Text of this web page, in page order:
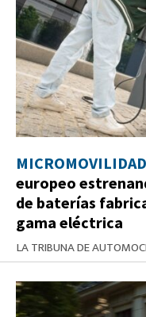
europeo
de baterías
gama eléctrica
LA TRIBUNA DE